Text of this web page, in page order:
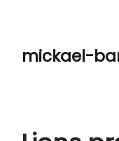
mickael-